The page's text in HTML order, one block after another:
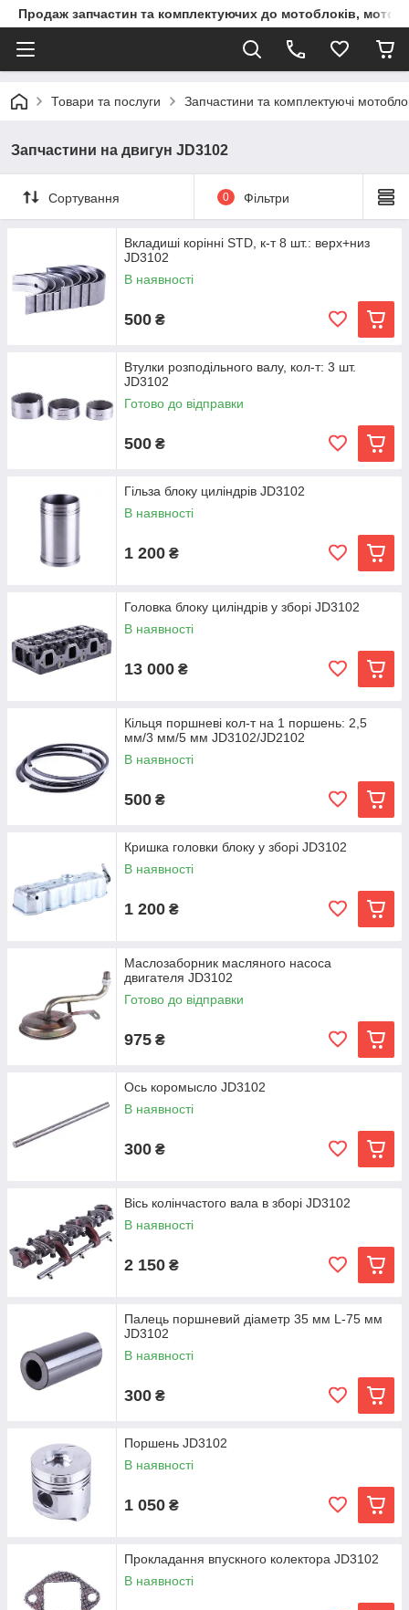
Продаж запчастин та комплектуючих до мотоблоків,
Товари та послуги Запчастини та комплектуючі
Запчастини на двигун JD3102
Сортування 0 Фільтри
Вкладиші корінні STD, к-т 8 шт.: верх+низ
JD3102
В наявності
500 ₴
Втулки розподільного валу, кол-т: 3 шт.
JD3102
Готово до відправки
500 ₴
Гільза блоку циліндрів JD3102
В наявності
1 200 ₴
Головка блоку циліндрів у зборі JD3102
В наявності
13 000 ₴
Кільця поршневі кол-т на 1 поршень: 2,5
мм/3 мм/5 мм JD3102/JD2102
В наявності
500 ₴
Кришка головки блоку у зборі JD3102
В наявності
1 200 ₴
Маслозаборник масляного насоса
двигателя JD3102
Готово до відправки
975 ₴
Ось коромысло JD3102
В наявності
300 ₴
Вісь колінчастого вала в зборі JD3102
В наявності
2 150 ₴
Палець поршневий діаметр 35 мм L-75 мм
JD3102
В наявності
300 ₴
Поршень JD3102
В наявності
1 050 ₴
Прокладання впускного колектора JD3102
В наявності